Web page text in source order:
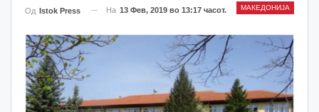
МАКЕДОНИЈА
Од Istok Press На 13 Фев, 2019 во 13:17 часот.